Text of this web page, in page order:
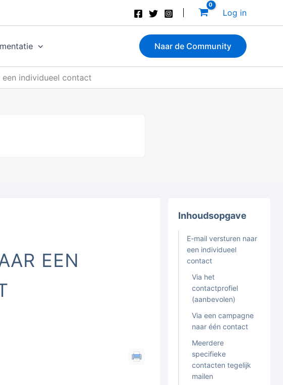
Log in
Naar de Community
individueel contact
EEN
Inhoudsopgave
E-mail versturen naar
een individueel
contact
Via het
contactprofiel
(aanbevolen)
Via een campagne
naar één contact
Meerdere
specifieke
contacten tegelijk
mailen